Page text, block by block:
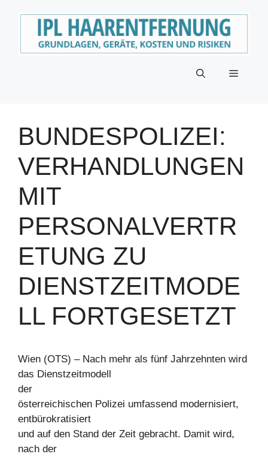
Menü
BUNDESPOLIZEI:
VERHANDLUNGEN
MIT
PERSONALVERTR
ETUNG ZU
DIENSTZEITMODE
LL FORTGESETZT
Wien (OTS) – Nach mehr als fünf Jahrzehnten wird
das Dienstzeitmodell
der
österreichischen Polizei umfassend modernisiert,
entbürokratisiert
und auf den Stand der Zeit gebracht. Damit wird,
nach der